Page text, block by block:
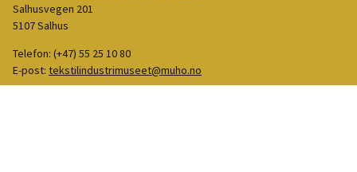
Salhusvegen 201
5107 Salhus
Telefon: (+47) 55 25 10 80
E-post: tekstilindustrimuseet@muho.no